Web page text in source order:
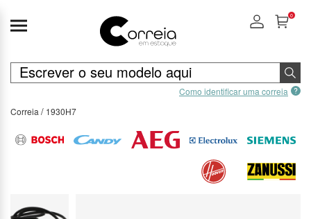
Como identificar uma correia
0
Correia 1930H7